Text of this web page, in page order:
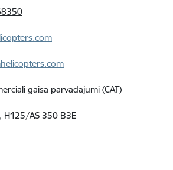
gaisa pārvadājumi (CAT)
H125/AS 350 B3E